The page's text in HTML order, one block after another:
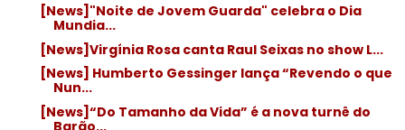
[News]"Noite de Jovem Guarda" celebra o Dia
Mundia...
[News]Virgínia Rosa canta Raul Seixas no show L...
[News] Humberto Gessinger lança “Revendo o que
Nun...
[News]“Do Tamanho da Vida” é a nova turnê do
Barão...